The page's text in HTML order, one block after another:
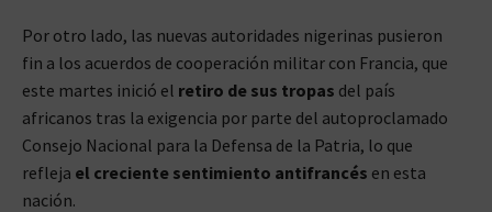
Por otro lado, las nuevas autoridades nigerinas pusieron
fin a los acuerdos de cooperación militar con Francia, que
este martes inició el retiro de sus tropas del país
africanos tras la exigencia por parte del autoproclamado
Consejo Nacional para la Defensa de la Patria, lo que
refleja el creciente sentimiento antifrancés en esta
nación.